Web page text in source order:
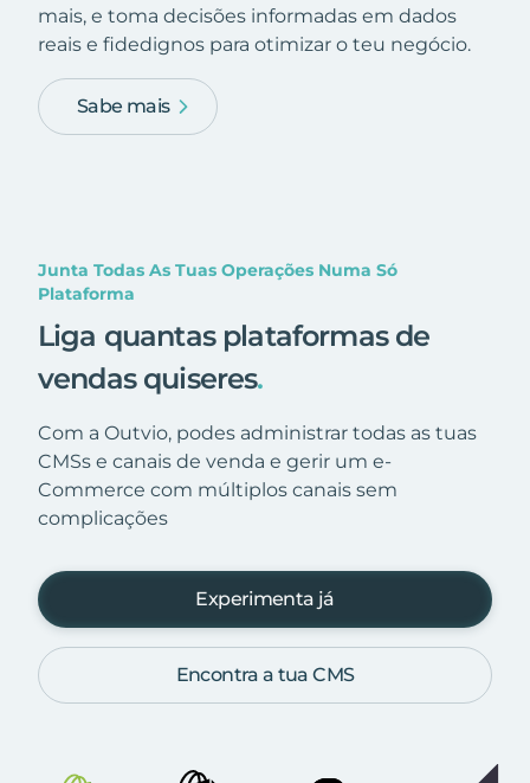
mais, e toma decisões informadas em dados
reais e fidedignos para otimizar o teu negócio.
Sabe mais
Junta Todas As Tuas Operações Numa Só
Plataforma
Liga quantas plataformas de
vendas quiseres.
Com a Outvio, podes administrar todas as tuas
CMSs e canais de venda e gerir um e-
Commerce com múltiplos canais sem
complicações
Experimenta já
Encontra a tua CMS